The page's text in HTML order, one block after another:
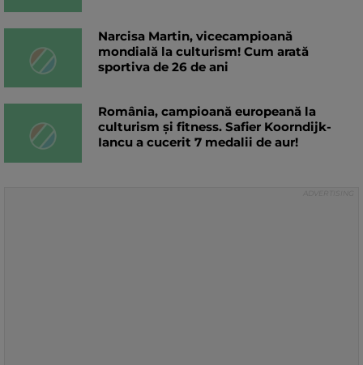
Narcisa Martin, vicecampioană
mondială la culturism! Cum arată
sportiva de 26 de ani
România, campioană europeană la
culturism și fitness. Safier Koorndijk-
Iancu a cucerit 7 medalii de aur!